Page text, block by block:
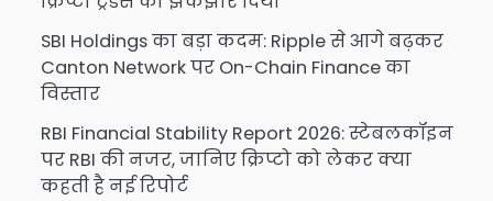
SBI Holdings का बड़ा कदम: Ripple से आगे बढ़कर
Canton Network पर On-Chain Finance का
विस्तार
RBI Financial Stability Report 2026: स्टेबलकॉइन
पर RBI की नजर, जानिए क्रिप्टो को लेकर क्या
कहती है नई रिपोर्ट